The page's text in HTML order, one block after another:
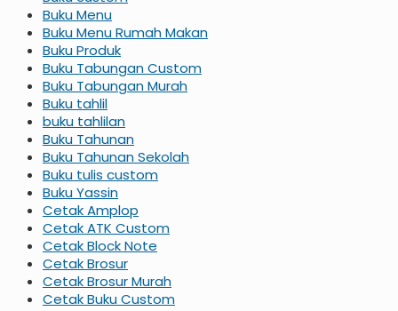
Buku Menu
Buku Menu Rumah Makan
Buku Produk
Buku Tabungan Custom
Buku Tabungan Murah
Buku tahlil
buku tahlilan
Buku Tahunan
Buku Tahunan Sekolah
Buku tulis custom
Buku Yassin
Cetak Amplop
Cetak ATK Custom
Cetak Block Note
Cetak Brosur
Cetak Brosur Murah
Cetak Buku Custom